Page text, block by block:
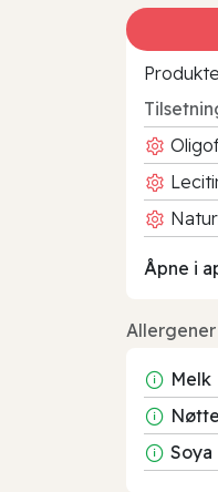
Åpne i
Allergener
Melk
Soya